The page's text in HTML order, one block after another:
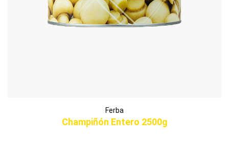
Ferba
Champiñón Entero 2500g